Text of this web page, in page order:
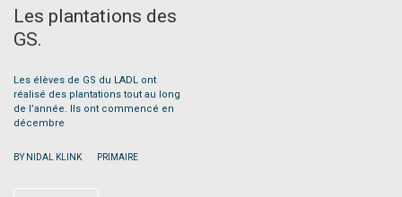
Les plantations des
GS.
Les élèves de GS du LADL ont
réalisé des plantations tout au long
de l’année. Ils ont commencé en
décembre
BY NIDAL KLINK PRIMAIRE